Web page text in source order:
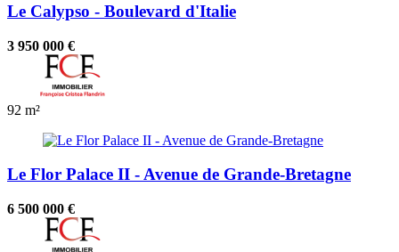
Le Calypso - Boulevard d'Italie
3 950 000 €
92 m²
Le Flor Palace II - Avenue de Grande-Bretagne
6 500 000 €